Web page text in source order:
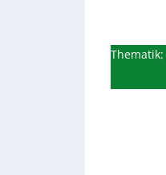
Thematik: